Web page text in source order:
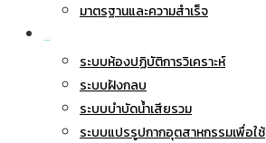
มาตรฐานและความสำเร็จ
ระบบห้องปฏิบัติการวิเคราะห์
ระบบฝังกลบ
ระบบบำบัดน้ำเสียรวม
ระบบแปรรูปกากอุตสาหกรรมเพื่อใช้